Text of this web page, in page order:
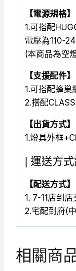
【電源規格】
1.可搭配
電壓為110-
(本商品為空
【支援配件】
1.可搭配蜂
2.搭配
【出貨方式】
1.燈具外框
| 運送方式
【配送方式】
1. 7-11店到店
2.宅配到府(
相關商